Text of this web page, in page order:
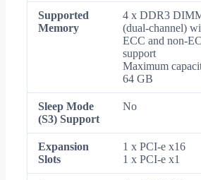
Supported
Memory
4 x DDR3
(dual-channel)
ECC and non-
support
Maximum
64 GB
Sleep Mode
(S3) Support
No
Expansion
Slots
1 x PCI-e x16
1 x PCI-e x1